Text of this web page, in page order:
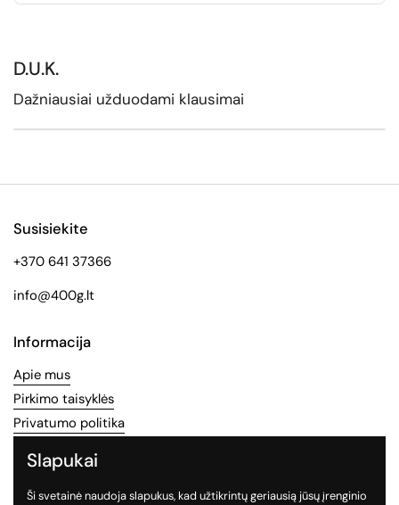
D.U.K.
Dažniausiai užduodami klausimai
Susisiekite
+370 641 37366
info@400g.lt
Informacija
Apie mus
Pirkimo taisyklės
Privatumo politika
Socialinės medijos
Slapukai
Ši svetainė naudoja slapukus, kad užtikrintų geriausią jūsų įrenginio